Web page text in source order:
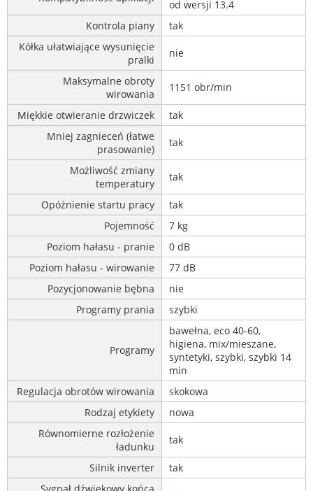
od wersji 13.4
Kontrola piany
tak
Kółka ułatwiające wysunięcie
pralki
nie
Maksymalne obroty
wirowania
1151 obr/min
Miękkie otwieranie drzwiczek
tak
Mniej zagnieceń (łatwe
prasowanie)
tak
Możliwość zmiany
temperatury
tak
Opóźnienie startu pracy
tak
Pojemność
7 kg
Poziom hałasu - pranie
0 dB
Poziom hałasu - wirowanie
77 dB
Pozycjonowanie bębna
nie
Programy prania
szybki
Programy
bawełna, eco 40-60,
higiena, mix/mieszane,
syntetyki, szybki, szybki 14
min
Regulacja obrotów wirowania
skokowa
Rodzaj etykiety
nowa
Równomierne rozłożenie
ładunku
tak
Silnik inverter
tak